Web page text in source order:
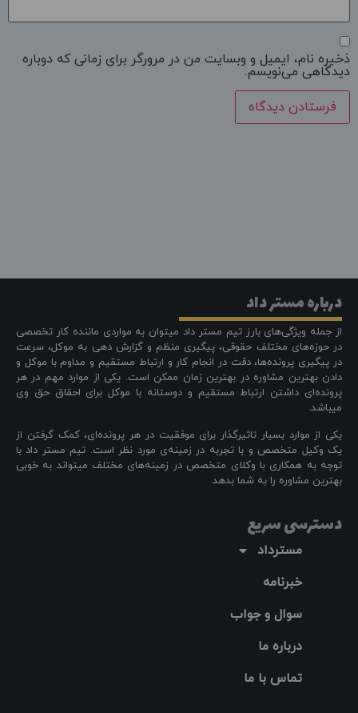
ذخیره نام، ایمیل و وبسایت من در مرورگر برای زمانی که دوباره
دیدگاهی می‌نویسم.
درباره مستر داد
از جمله ویژگی‌های بارز تیم مستر داد میتوان به مواردی ماننده کار تخصصی
در حوزه‌های مختلف حقوقی، پیگیری منظم و گزارش دهی به موکل، سرعت
در پیگیری پرونده‌ها، دقت در انجام کار و ارتباط مستقیم و مداوم با موکل و
دادن بهترین مشاوره در بهترین زمان ممکن است. یکی از موارد مهم در هر
پرونده‌ای داشتن ارتباط مستقیم و دوستانه با موکل برای احقاق حق وی
میباشد.
یکی از موارد بسیار تاثیرگذار برای موفقیت در هر پرونده‌ای، کمک گرفتن از
یک وکیل متخصص و با تجربه در زمینه‌ی مورد نظر است. تیم مستر داد با
توجه به همکاری با وکلای متخصص در زمینه‌های مختلف میتواند به خوبی
بهترین مشاوره را به شما بدهد
دسترسی سریع
مسترداد
خبرنامه
سوال و جواب
درباره ما
تماس با ما